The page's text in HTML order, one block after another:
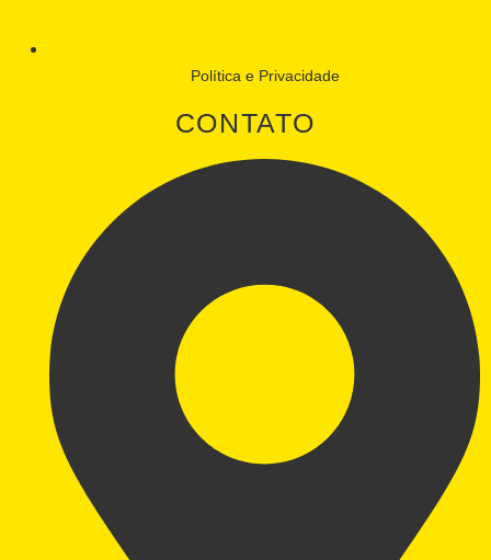
Política e Privacidade
CONTATO